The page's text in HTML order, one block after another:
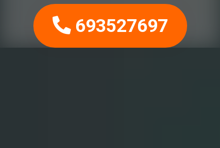
693527697